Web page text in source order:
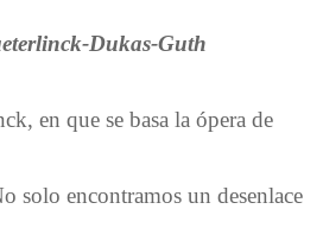
Dukas-Guth
en que se basa la ópera de
solo encontramos un desenlace